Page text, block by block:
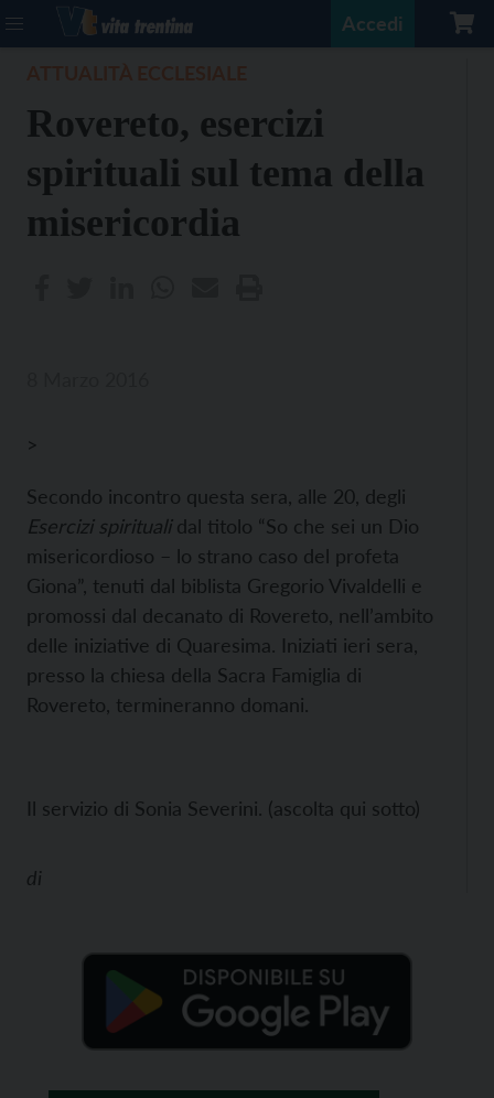
Accedi
Rovereto, esercizi
spirituali sul tema della
misericordia
>
Secondo incontro questa sera, alle 20, degli
Esercizi spiritualidal titolo “So che sei un Dio
misericordioso – lo strano caso del profeta
Giona”, tenuti dal biblista Gregorio Vivaldelli e
promossi dal decanato di Rovereto, nell’ambito
delle iniziative di Quaresima. Iniziati ieri sera,
presso la chiesa della Sacra Famiglia di
Rovereto, termineranno domani.
Il servizio di Sonia Severini. (ascolta qui sotto)
di